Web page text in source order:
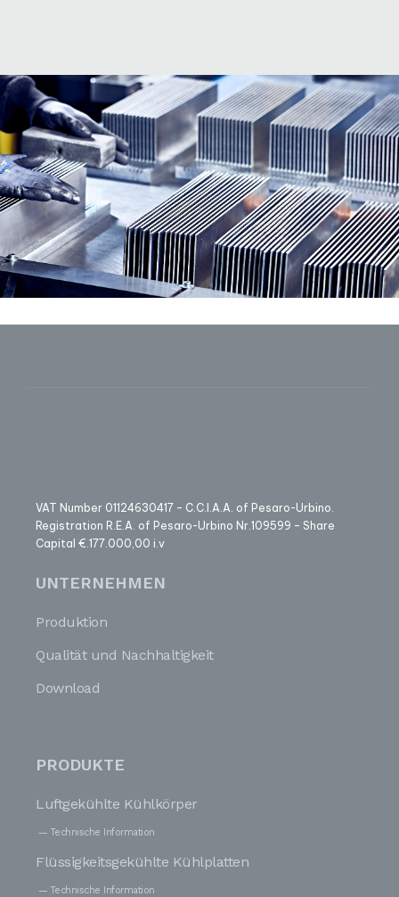
VAT Number 01124630417 – C.C.I.A.A. of Pesaro-Urbino.
Registration R.E.A. of Pesaro-Urbino Nr.109599 – Share
Capital €.177.000,00 i.v
UNTERNEHMEN
Produktion
Qualität und Nachhaltigkeit
Download
PRODUKTE
Luftgekühlte Kühlkörper
Technische Information
Flüssigkeitsgekühlte Kühlplatten
Technische Information